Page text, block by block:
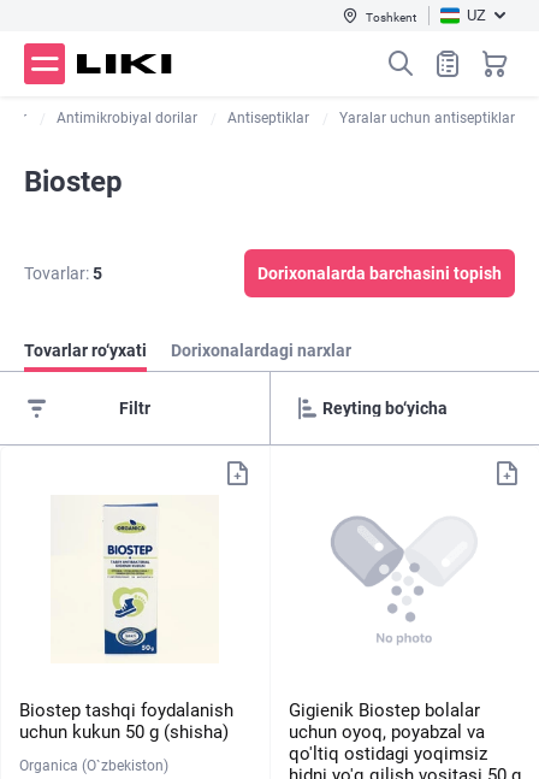
Toshkent UZ
Antimikrobiyal dorilar Antiseptiklar Yaralar uchun antiseptiklar
Biostep
Tovarlar:5 Dorixonalarda barchasini topish
Tovarlar ro‘yxati Dorixonalardagi narxlar
Filtr
Biostep tashqi foydalanish
uchun kukun 50 g (shisha)
Organica (O`zbekiston)
Gigienik Biostep bolalar
uchun oyoq, poyabzal va
qo'ltiq ostidagi yoqimsiz